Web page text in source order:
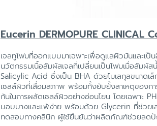
Eucerin DERMOPURE CLINICAL
เจลทูโฟมที่ออกแบบมาเฉพาะเพื่อดูแลผิวมันและเป็
นวัตกรรมเนื้อสัมผัสเจลที่เปลี่ยนเป็นโฟมเมื่อสัมผั
Salicylic Acid ซึ่งเป็น BHA ด้วยโมเลกุลขนาดเ
เซลล์ผิวที่เสื่อมสภาพ พร้อมทั้งยับยั้งสาเหตุของ
กันในการผลัดเซลล์ผิวอย่างอ่อนโยน โดยเฉพาะ
บอบบางและแพ้ง่าย พร้อมด้วย Glycerin ที่ช่วยเส
ทดสอบทางคลินิก ผู้ใช้ยืนยันว่าผลิตภัณฑ์ช่วยลดปั